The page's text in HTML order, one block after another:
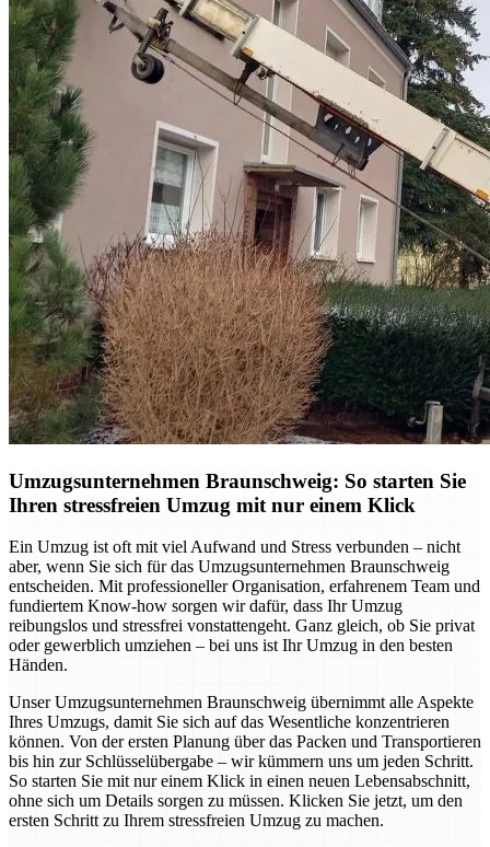
Umzugsunternehmen Braunschweig: So starten Sie
Ihren stressfreien Umzug mit nur einem Klick
Ein Umzug ist oft mit viel Aufwand und Stress verbunden – nicht
aber, wenn Sie sich für das Umzugsunternehmen Braunschweig
entscheiden. Mit professioneller Organisation, erfahrenem Team und
fundiertem Know-how sorgen wir dafür, dass Ihr Umzug
reibungslos und stressfrei vonstattengeht. Ganz gleich, ob Sie privat
oder gewerblich umziehen – bei uns ist Ihr Umzug in den besten
Händen.
Unser Umzugsunternehmen Braunschweig übernimmt alle Aspekte
Ihres Umzugs, damit Sie sich auf das Wesentliche konzentrieren
können. Von der ersten Planung über das Packen und Transportieren
bis hin zur Schlüsselübergabe – wir kümmern uns um jeden Schritt.
So starten Sie mit nur einem Klick in einen neuen Lebensabschnitt,
ohne sich um Details sorgen zu müssen. Klicken Sie jetzt, um den
ersten Schritt zu Ihrem stressfreien Umzug zu machen.